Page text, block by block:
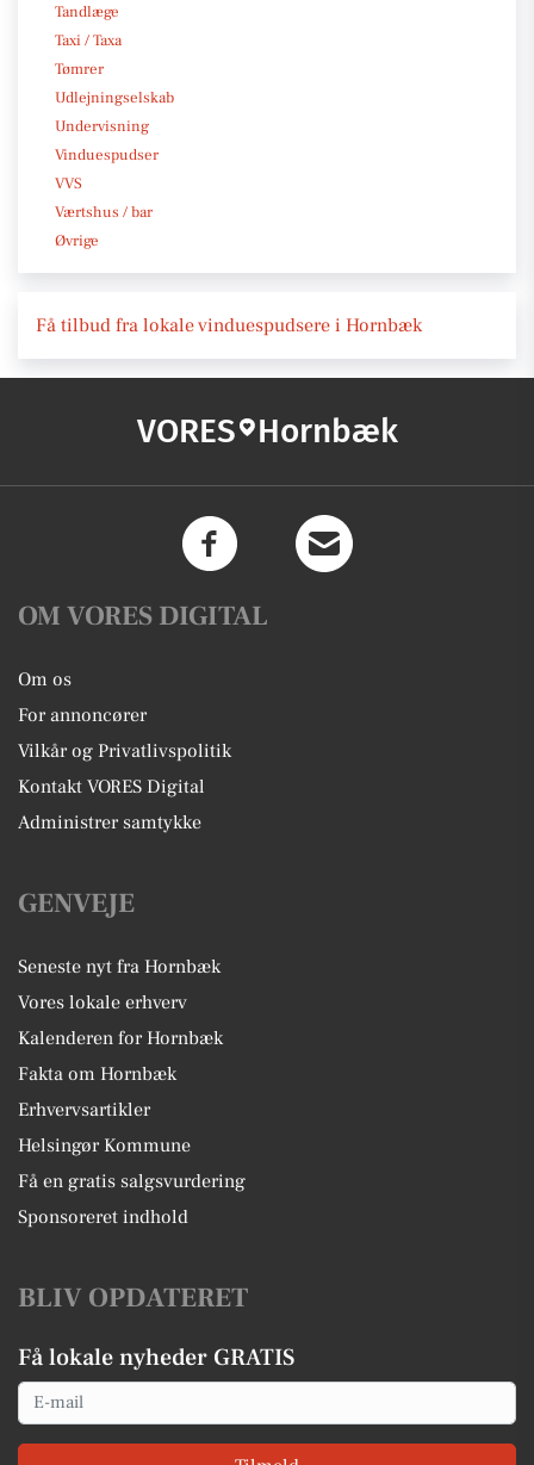
Tandlæge
Taxi / Taxa
Tømrer
Udlejningselskab
Undervisning
Vinduespudser
VVS
Værtshus / bar
Øvrige
Få tilbud fra lokale vinduespudsere i Hornbæk
VORES Hornbæk
OM VORES DIGITAL
Om os
For annoncører
Vilkår og Privatlivspolitik
Kontakt VORES Digital
Administrer samtykke
GENVEJE
Seneste nyt fra Hornbæk
Vores lokale erhverv
Kalenderen for Hornbæk
Fakta om Hornbæk
Erhvervsartikler
Helsingør Kommune
Få en gratis salgsvurdering
Sponsoreret indhold
BLIV OPDATERET
Få lokale nyheder GRATIS
Email